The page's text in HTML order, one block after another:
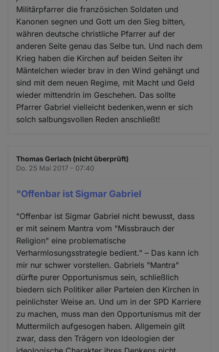
Militärpfarrer die französichen Soldaten und
Kanonen segnen und Gott um den Sieg bitten,
währen deutsche christliche Pfarrer auf der
anderen Seite genau das Selbe tun. Und nach dem
Krieg haben die Kirchen auf beiden Seiten ihr
Mäntelchen wieder brav in den Wind gehängt und
sind mit dem neuen Regime, mit Macht und Geld
wieder mittendrin im Geschehen. Das sollte
Pfarrer Gabriel vielleicht bedenken,wenn er sich
solch salbungsvollen Reden anschließt!
Thomas Gerlach (nicht überprüft)
Do. 25 Mai 2017 - 07:40
"Offenbar ist Sigmar Gabriel
"Offenbar ist Sigmar Gabriel nicht bewusst, dass
er mit seinem Mantra vom "Missbrauch der
Religion" eine problematische
Verharmlosungsstrategie bedient." – Das kann ich
mir nur schwer vorstellen. Gabriels "Mantra"
dürfte purer Opportunismus sein, schließlich
biedern sich Politiker aller Parteien den Kirchen in
peinlichster Weise an. Und um in der SPD Karriere
zu machen, muss man den Opportunismus mit der
Muttermilch aufgesogen haben. Allgemein gilt
zwar, dass den Trägern von Ideologien der